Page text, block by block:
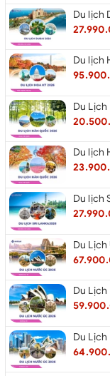
Du lịch